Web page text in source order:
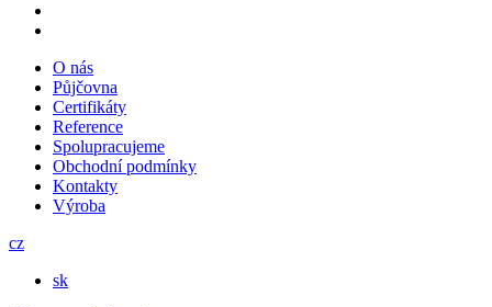
O nás
Půjčovna
Certifikáty
Reference
Spolupracujeme
Obchodní podmínky
Kontakty
Výroba
cz
sk